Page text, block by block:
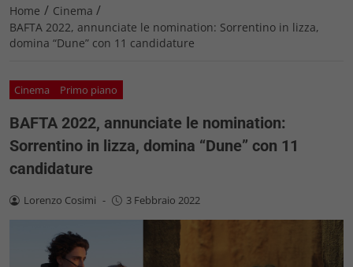
Home / Cinema /
BAFTA 2022, annunciate le nomination: Sorrentino in lizza,
domina “Dune” con 11 candidature
Cinema Primo piano
BAFTA 2022, annunciate le nomination:
Sorrentino in lizza, domina “Dune” con 11
candidature
Lorenzo Cosimi - 3 Febbraio 2022